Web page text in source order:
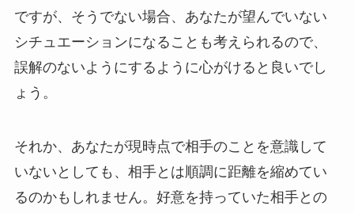
ですが、そうでない場合、あなたが望んでいない
シチュエーションになることも考えられるので、
誤解のないようにするように心がけると良いでし
ょう。
それか、あなたが現時点で相手のことを意識して
いないとしても、相手とは順調に距離を縮めてい
るのかもしれません。好意を持っていた相手との